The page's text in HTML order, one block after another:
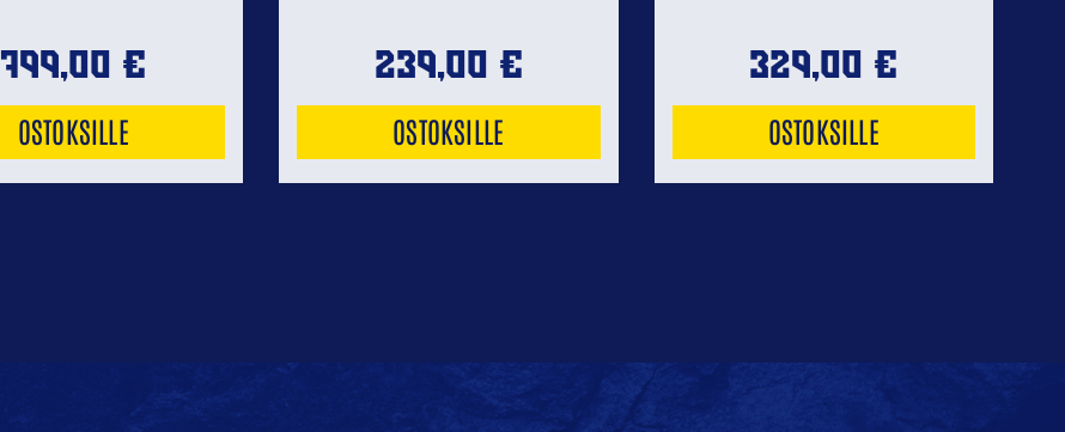
799,00 €
OSTOKSILLE
239,00 €
OSTOKSILLE
329,00 €
OSTOKSILLE